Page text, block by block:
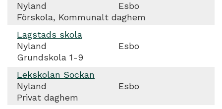
Nyland
Esbo
Förskola, Kommunalt daghem
Lagstads skola
Nyland
Esbo
Grundskola 1-9
Lekskolan Sockan
Nyland
Esbo
Privat daghem